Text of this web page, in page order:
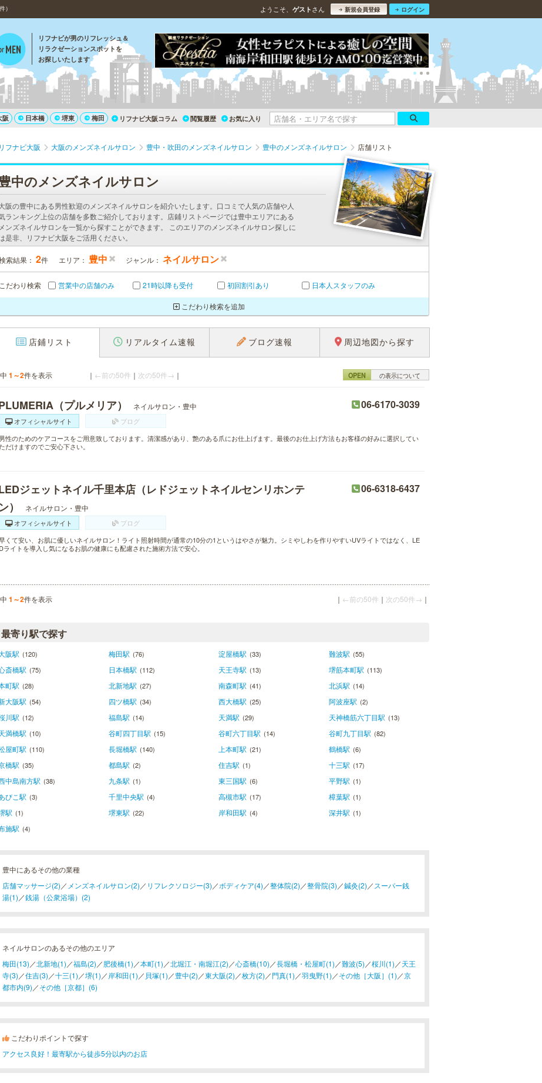
） ようこそ、 ゲスト さん 新規会員登録 ログイン
リフナビが男のリフレッシュ＆
リラクゼーションスポットを
お探しいたします
阪 日本橋 堺東 梅田 リフナビ大阪コラム 閲覧履歴 お気に入り
リフナビ大阪 大阪のメンズネイルサロン 豊中・吹田のメンズネイルサロン 豊中のメンズネイルサロン 店舗リスト
中のメンズネイルサロン
阪の豊中にある男性歓迎のメンズネイルサロンを紹介いたします。口コミで人気の店舗や人
ランキング上位の店舗を多数ご紹介しております。店鋪リストページでは豊中エリアにある
メンズネイルサロンを一覧から探すことができます。 このエリアのメンズネイルサロン探しに
是非、リフナビ大阪をご活用ください。
索結果： 2件 エリア： 豊中 ジャンル： ネイルサロン
こだわり検索 営業中の店舗のみ 21時以降も受付 初回割引あり 日本人スタッフのみ
こだわり検索を追加
店鋪リスト リアルタイム速報 ブログ速報 周辺地図から探す
1～2件を表示 ｜ ←前の50件 ｜ 次の50件→ ｜ OPEN の表示について
（プルメリア） ネイルサロン・豊中 06-6170-3039
オフィシャルサイト
ブログ
男性のためのケアコースをご用意致しております。清潔感があり、艶のある爪にお仕上げます。最後のお仕上げ方法もお客様の好みに選択してい
だけますのでご安心下さい。
ジェットネイル千里本店（レドジェットネイルセンリホンテ
ン）
ネイルサロン・豊中
06-6318-6437
オフィシャルサイト
ブログ
くて安い、お肌に優しいネイルサロン！ライト照射時間が通常の10分の1というはやさが魅力。シミやしわを作りやすいUVライトではなく、LE
Dライトを導入し気になるお肌の健康にも配慮された施術方法で安心。
1～2件を表示 ｜ ←前の50件 ｜ 次の50件→ ｜
最寄り駅で探す
阪駅 (120) 梅田駅 (76) 淀屋橋駅 (33) 難波駅 (55)
斎橋駅 (75) 日本橋駅 (112) 天王寺駅 (13) 堺筋本町駅 (113)
町駅 (28) 北新地駅 (27) 南森町駅 (41) 北浜駅 (14)
大阪駅 (54) 四ツ橋駅 (34) 西大橋駅 (25) 阿波座駅 (2)
川駅 (12) 福島駅 (14) 天満駅 (29) 天神橋筋六丁目駅 (13)
満橋駅 (10) 谷町四丁目駅 (15) 谷町六丁目駅 (14) 谷町九丁目駅 (82)
屋町駅 (110) 長堀橋駅 (140) 上本町駅 (21) 鶴橋駅 (6)
橋駅 (35) 都島駅 (2) 住吉駅 (1) 十三駅 (17)
中島南方駅 (38) 九条駅 (1) 東三国駅 (6) 平野駅 (1)
びこ駅 (3) 千里中央駅 (4) 高槻市駅 (17) 樟葉駅 (1)
駅 (1) 堺東駅 (22) 岸和田駅 (4) 深井駅 (1)
施駅 (4)
豊中にあるその他の業種
店舗マッサージ(2) ／ メンズネイルサロン(2) ／ リフレクソロジー(3) ／ボディケア(4) ／整体院(2) ／整骨院(3) ／鍼灸(2) ／ スーパー銭
湯(1) ／銭湯（公衆浴場）(2)
ネイルサロンのあるその他のエリア
梅田(13) ／北新地(1) ／福島(2) ／肥後橋(1) ／本町(1) ／北堀江・南堀江(2) ／心斎橋(10) ／長堀橋・松屋町(1) ／難波(5) ／桜川(1) ／天王
寺(3) ／住吉(3) ／十三(1) ／堺(1) ／ 岸和田(1) ／ 貝塚(1) ／豊中(2) ／東大阪(2) ／枚方(2) ／門真(1) ／羽曳野(1) ／その他［大阪］(1) ／京
都市内(9) ／その他［京都］(6)
こだわりポイントで探す
アクセス良好！最寄駅から徒歩5分以内のお店